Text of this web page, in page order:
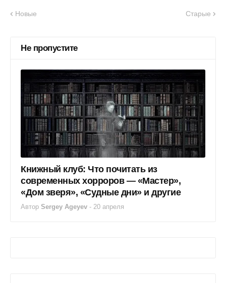
Новые Старые
Не пропустите
Книжный клуб: Что почитать из
современных хорроров — «Мастер»,
«Дом зверя», «Судные дни» и другие
Автор Sergey Ageyev - 20 апреля